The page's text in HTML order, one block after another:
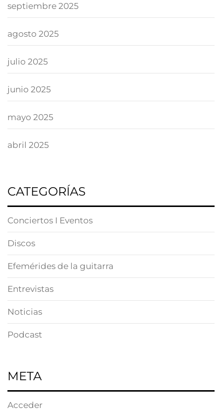
septiembre 2025
agosto 2025
julio 2025
junio 2025
mayo 2025
abril 2025
CATEGORÍAS
Conciertos I Eventos
Discos
Efemérides de la guitarra
Entrevistas
Noticias
Podcast
META
Acceder